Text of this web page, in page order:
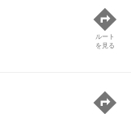
ルート
を見る